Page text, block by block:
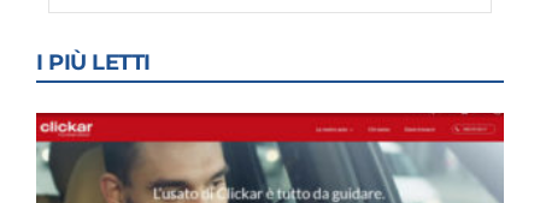
I PIÙ LETTI